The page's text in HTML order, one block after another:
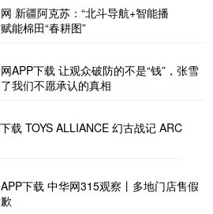
新疆阿克苏：“北斗导航+智能播
能棉田“春耕图”
APP下载 让观众破防的不是“钱”，张雪
我们不愿承认的真相
载 TOYS ALLIANCE 幻古战记 ARC
下载 中华网315观察丨多地门店售假